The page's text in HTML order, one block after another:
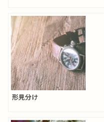
形見分け